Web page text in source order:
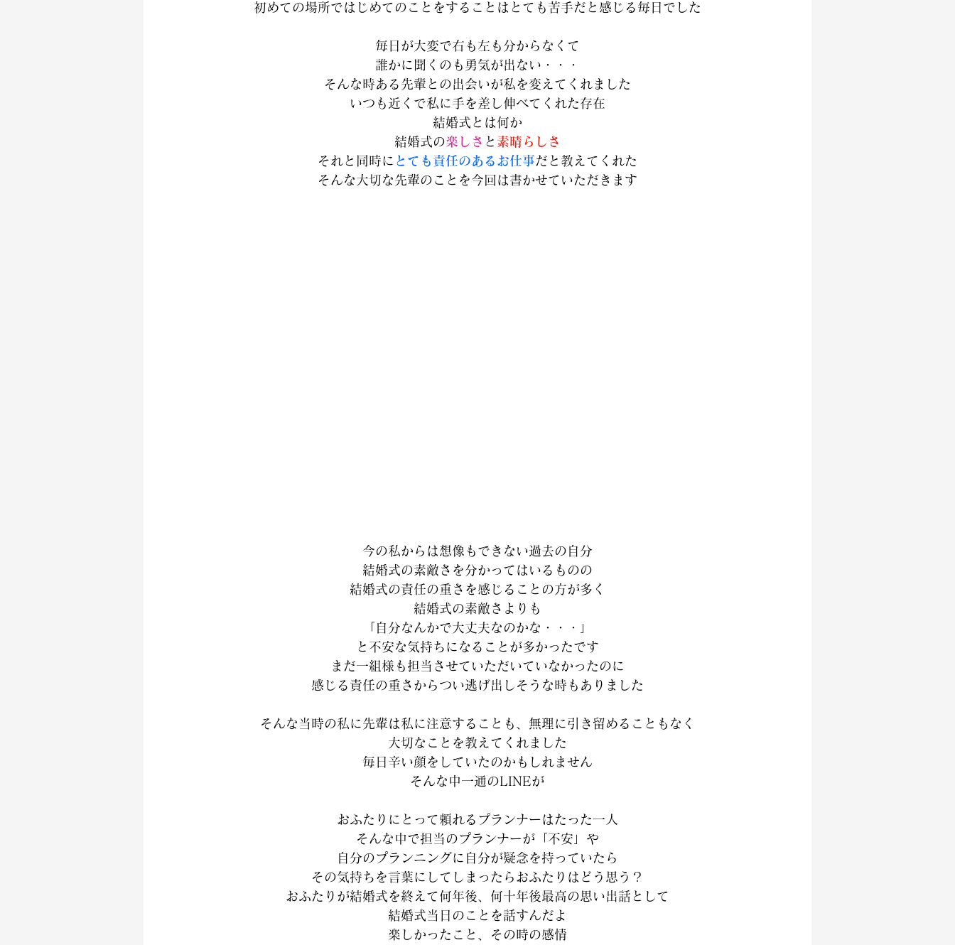
初めての場所ではじめてのことをすることはとても苦手だと感じる毎日でした
毎日が大変で右も左も分からなくて
誰かに聞くのも勇気が出ない・・・
そんな時ある先輩との出会いが私を変えてくれました
いつも近くで私に手を差し伸べてくれた存在
結婚式とは何か
結婚式の楽しさ と 素晴らしさ
それと同時に とても責任のあるお仕事だと教えてくれた
そんな大切な先輩のことを今回は書かせていただきます
今の私からは想像もできない過去の自分
結婚式の素敵さを分かってはいるものの
結婚式の責任の重さを感じることの方が多く
結婚式の素敵さよりも
「自分なんかで大丈夫なのかな・・・」
と不安な気持ちになることが多かったです
まだ一組様も担当させていただいていなかったのに
感じる責任の重さからつい逃げ出しそうな時もありました
そんな当時の私に先輩は私に注意することも、無理に引き留めることもなく
大切なことを教えてくれました
毎日辛い顔をしていたのかもしれません
そんな中一通のLINEが
おふたりにとって頼れるプランナーはたった一人
そんな中で担当のプランナーが「不安」や
自分のプランニングに自分が疑念を持っていたら
その気持ちを言葉にしてしまったらおふたりはどう思う？
おふたりが結婚式を終えて何年後、何十年後最高の思い出話として
結婚式当日のことを話すんだよ
楽しかったこと、その時の感情